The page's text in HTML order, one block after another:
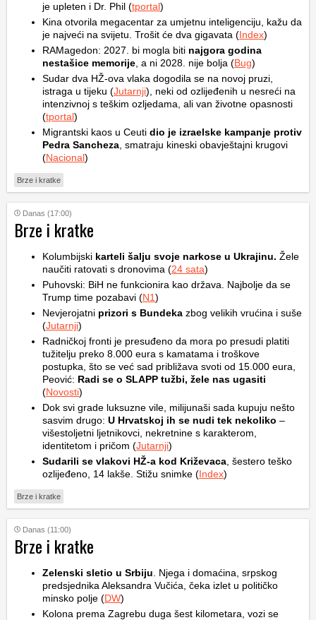
je upleten i Dr. Phil (tportal)
Kina otvorila megacentar za umjetnu inteligenciju, kažu da
je najveći na svijetu. Trošit će dva gigavata (Index)
RAMagedon: 2027. bi mogla biti najgora godina
nestašice memorije , a ni 2028. nije bolja (Bug)
Sudar dva HŽ-ova vlaka dogodila se na novoj pruzi,
istraga u tijeku (Jutarnji), neki od ozlijeđenih u nesreći na
intenzivnoj s teškim ozljedama, ali van životne opasnosti
(tportal)
Migrantski kaos u Ceuti dio je izraelske kampanje protiv
Pedra Sancheza , smatraju kineski obavještajni krugovi
(Nacional)
Brze i kratke
Danas (17:00)
Brze i kratke
Kolumbijski karteli šalju svoje narkose u Ukrajinu. Žele
naučiti ratovati s dronovima (24 sata)
Puhovski: BiH ne funkcionira kao država. Najbolje da se
Trump time pozabavi (N1)
Nevjerojatni prizori s Bundeka zbog velikih vrućina i suše
(Jutarnji)
Radničkoj fronti je presuđeno da mora po presudi platiti
tužitelju preko 8.000 eura s kamatama i troškove
postupka, što se već sad približava svoti od 15.000 eura,
Peović: Radi se o SLAPP tužbi, žele nas ugasiti
(Novosti)
Dok svi grade luksuzne vile, milijunaši sada kupuju nešto
sasvim drugo: U Hrvatskoj ih se nudi tek nekoliko –
višestoljetni ljetnikovci, nekretnine s karakterom,
identitetom i pričom (Jutarnji)
Sudarili se vlakovi HŽ-a kod Križevaca , šestero teško
ozlijeđeno, 14 lakše. Stižu snimke (Index)
Brze i kratke
Danas (11:00)
Brze i kratke
Zelenski sletio u Srbiju . Njega i domaćina, srpskog
predsjednika Aleksandra Vučića, čeka izlet u političko
minsko polje (DW)
Kolona prema Zagrebu duga šest kilometara, vozi se